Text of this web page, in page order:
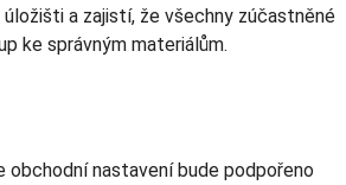
a zajistí, že všechny zúčastněné
ke správným materiálům.
obchodní nastavení bude podpořeno